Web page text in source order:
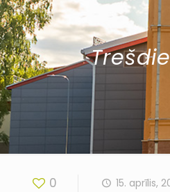
0 15. aprīlis,